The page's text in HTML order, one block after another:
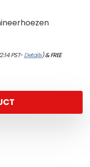
PST-Details)&FREE